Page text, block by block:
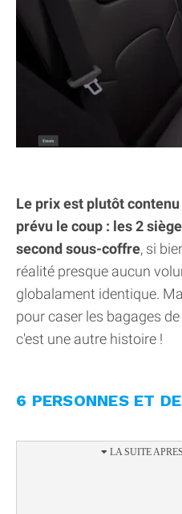
Le prix est plutôt
prévu le coup : les 2
second sous-coffre, si
réalité presque aucun
globalament identique.
pour caser les bagages
c'est une autre histoire !
6 PERSONNES ET